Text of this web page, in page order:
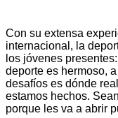
Con su extensa
internacional, la
los jóvenes
deporte es hermoso,
desafíos es dónde
estamos hechos.
porque les va a abrir